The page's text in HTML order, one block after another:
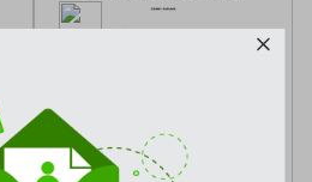
108204034
14.40 €
Ελάχιστη 30 ημερών 16.00 €